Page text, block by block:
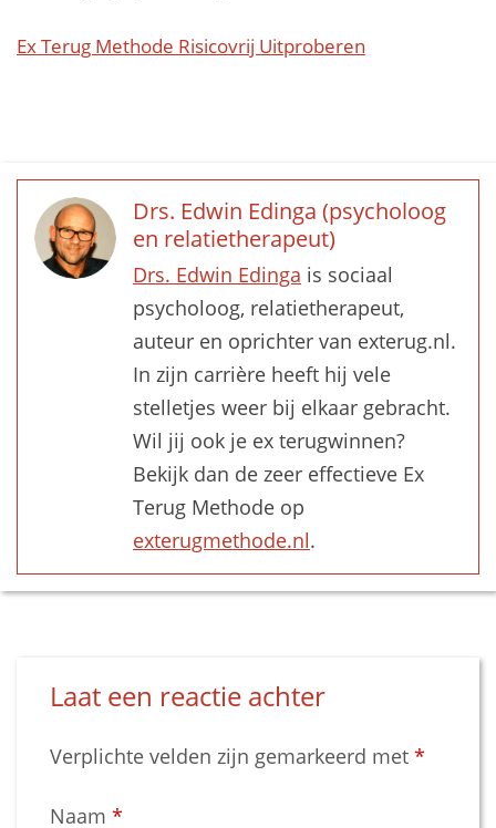
Ex Terug Methode Risicovrij Uitproberen
Drs. Edwin Edinga (psycholoog
en relatietherapeut)
Drs. Edwin Edinga is sociaal
psycholoog, relatietherapeut,
auteur en oprichter van exterug.nl.
In zijn carrière heeft hij vele
stelletjes weer bij elkaar gebracht.
Wil jij ook je ex terugwinnen?
Bekijk dan de zeer effectieve Ex
Terug Methode op
exterugmethode.nl.
Laat een reactie achter
Verplichte velden zijn gemarkeerd met *
Naam *